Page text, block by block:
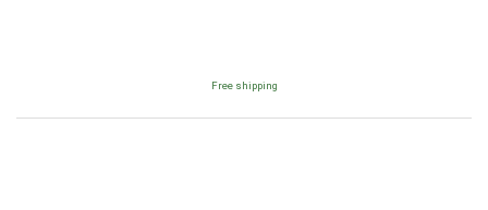
Free shipping